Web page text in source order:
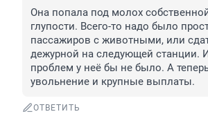
Она попала под молох
глупости. Всего-то надо было
пассажиров с животными, или
дежурной на следующей станции.
проблем у неё бы не было. А
увольнение и крупные выплаты.
ОТВЕТИТЬ